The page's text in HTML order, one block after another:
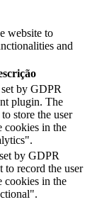
website to
and
by GDPR
plugin. The
store the user
cookies in the
by GDPR
to record the user
cookies in the